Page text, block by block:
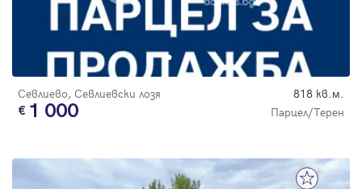
Севлиево, Севлиевски лозя 818 кв.м.
1 000 Парцел/Терен